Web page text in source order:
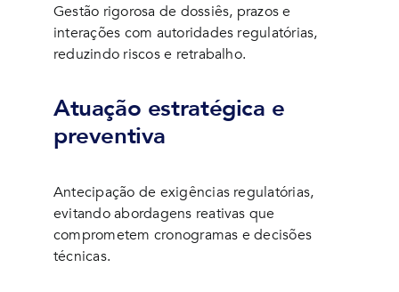
Gestão rigorosa de dossiês, prazos e
interações com autoridades regulatórias,
reduzindo riscos e retrabalho.
Atuação estratégica e
preventiva
Antecipação de exigências regulatórias,
evitando abordagens reativas que
comprometem cronogramas e decisões
técnicas.